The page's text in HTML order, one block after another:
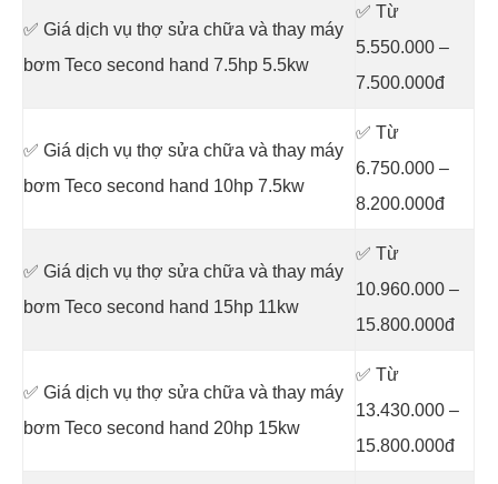
✅ Giá dịch vụ thợ sửa chữa và thay máy
bơm Teco second hand 7.5hp 5.5kw
✅ Từ
5.550.000 –
7.500.000đ
✅ Giá dịch vụ thợ sửa chữa và thay máy
bơm Teco second hand 10hp 7.5kw
✅ Từ
6.750.000 –
8.200.000đ
✅ Giá dịch vụ thợ sửa chữa và thay máy
bơm Teco second hand 15hp 11kw
✅ Từ
10.960.000 –
15.800.000đ
✅ Giá dịch vụ thợ sửa chữa và thay máy
bơm Teco second hand 20hp 15kw
✅ Từ
13.430.000 –
15.800.000đ